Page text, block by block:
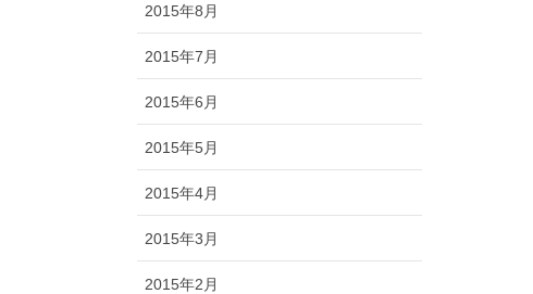
2015年8月
2015年7月
2015年6月
2015年5月
2015年4月
2015年3月
2015年2月